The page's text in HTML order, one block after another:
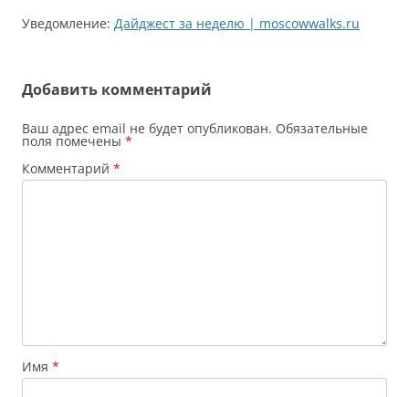
Уведомление: Дайджест за неделю | moscowwalks.ru
Добавить комментарий
Ваш адрес email не будет опубликован. Обязательные
поля помечены *
Комментарий *
Имя *